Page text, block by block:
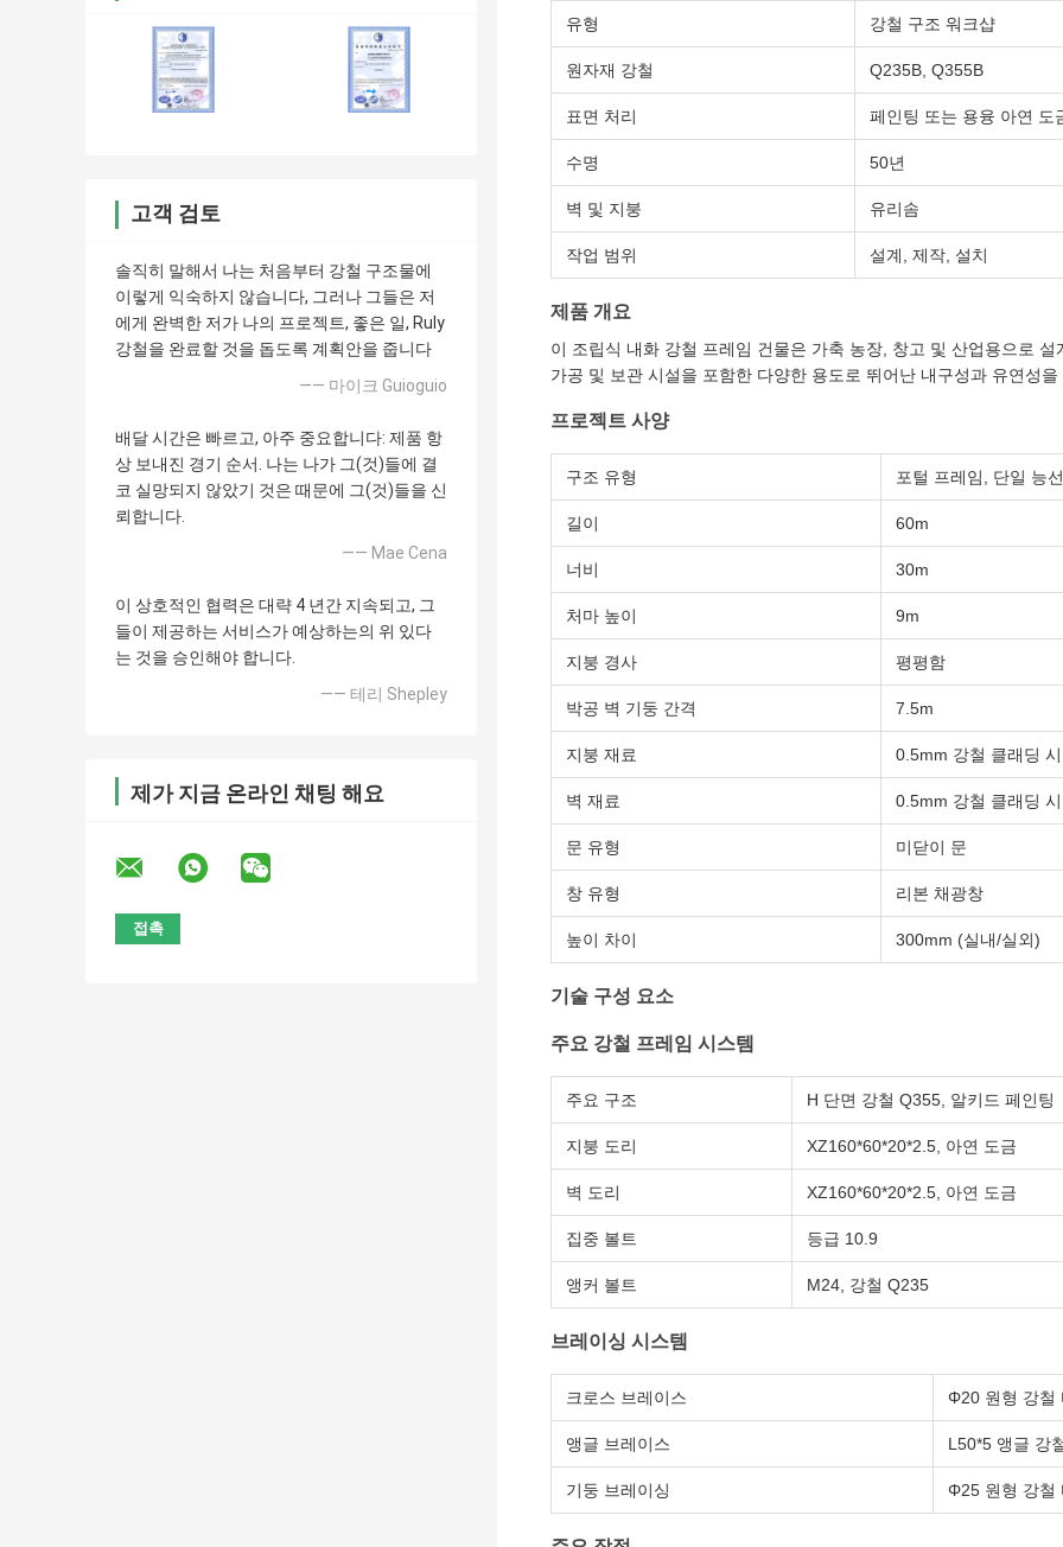
고객 검토
솔직히 말해서 나는 처음부터 강철 구조물에
이렇게 익숙하지 않습니다, 그러나 그들은 저
에게 완벽한 저가 나의 프로젝트, 좋은 일, Ruly
강철을 완료할 것을 돕도록 계획안을 줍니다
—— 마이크 Guioguio
배달 시간은 빠르고, 아주 중요합니다: 제품 항
상 보내진 경기 순서. 나는 나가 그(것)들에 결
코 실망되지 않았기 것은 때문에 그(것)들을 신
뢰합니다.
—— Mae Cena
이 상호적인 협력은 대략 4 년간 지속되고, 그
들이 제공하는 서비스가 예상하는의 위 있다
는 것을 승인해야 합니다.
—— 테리 Shepley
제가 지금 온라인 채팅 해요
유형 강철 구조 워크샵
원자재 강철 Q235B, Q355B
표면 처리 페인팅 또는 용융 아연 도
수명 50년
벽 및 지붕 유리솜
작업 범위 설계, 제작, 설치
제품 개요
이 조립식 내화 강철 프레임 건물은 가축 농장, 창고 및 산업용으로
가공 및 보관 시설을 포함한 다양한 용도로 뛰어난 내구성과 유연성
프로젝트 사양
구조 유형 포털 프레임, 단일 능
길이 60m
너비 30m
처마 높이 9m
지붕 경사 평평함
박공 벽 기둥 간격 7.5m
지붕 재료 0.5mm 강철 클래딩
벽 재료 0.5mm 강철 클래딩
문 유형 미닫이 문
창 유형 리본 채광창
높이 차이 300mm (실내/실외)
기술 구성 요소
주요 강철 프레임 시스템
주요 구조 H 단면 강철 Q355, 알키드 페인팅
지붕 도리 XZ160*60*20*2.5, 아연 도금
벽 도리 XZ160*60*20*2.5, 아연 도금
집중 볼트 등급 10.9
앵커 볼트 M24, 강철 Q235
브레이싱 시스템
크로스 브레이스 Φ20 원형 강철
앵글 브레이스 L50*5 앵글 강
기둥 브레이싱 Φ25 원형 강철